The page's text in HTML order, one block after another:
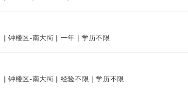
| 钟楼区-南大街 | 一年 | 学历不限
| 钟楼区-南大街 | 经验不限 | 学历不限